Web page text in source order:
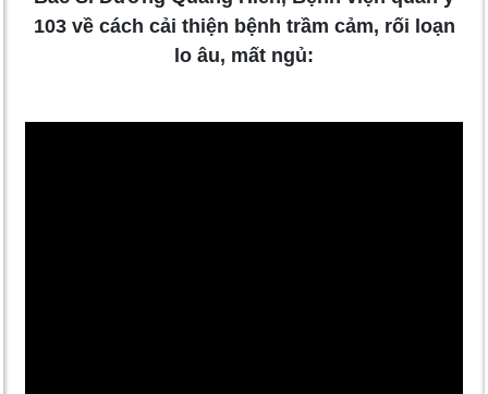
103 về cách cải thiện bệnh trầm cảm, rối loạn
lo âu, mất ngủ: